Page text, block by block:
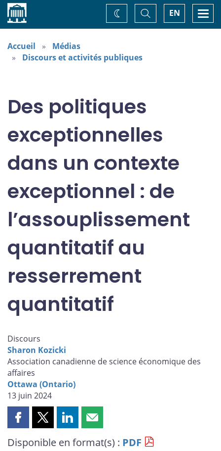
Accueil EN
Basculer
la
recherche
Changez
de
Accueil
Médias
Discours et activités publiques
Des politiques
exceptionnelles
dans un contexte
exceptionnel : de
l’assouplissement
quantitatif au
resserrement
quantitatif
Discours
Sharon Kozicki
Association canadienne de science économique des
affaires
Ottawa (Ontario)
13 juin 2024
Partager
page
Partager
page
Partager
page
Partager
page
Disponible en format(s) : PDF